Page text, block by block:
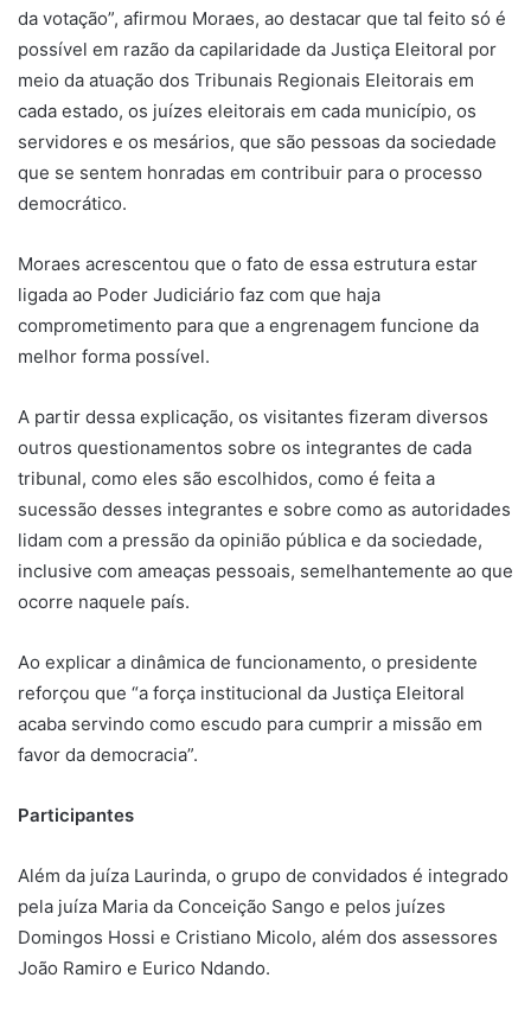
da votação”, afirmou Moraes, ao destacar que tal feito só é
possível em razão da capilaridade da Justiça Eleitoral por
meio da atuação dos Tribunais Regionais Eleitorais em
cada estado, os juízes eleitorais em cada município, os
servidores e os mesários, que são pessoas da sociedade
que se sentem honradas em contribuir para o processo
democrático.
Moraes acrescentou que o fato de essa estrutura estar
ligada ao Poder Judiciário faz com que haja
comprometimento para que a engrenagem funcione da
melhor forma possível.
A partir dessa explicação, os visitantes fizeram diversos
outros questionamentos sobre os integrantes de cada
tribunal, como eles são escolhidos, como é feita a
sucessão desses integrantes e sobre como as autoridades
lidam com a pressão da opinião pública e da sociedade,
inclusive com ameaças pessoais, semelhantemente ao que
ocorre naquele país.
Ao explicar a dinâmica de funcionamento, o presidente
reforçou que “a força institucional da Justiça Eleitoral
acaba servindo como escudo para cumprir a missão em
favor da democracia”.
Participantes
Além da juíza Laurinda, o grupo de convidados é integrado
pela juíza Maria da Conceição Sango e pelos juízes
Domingos Hossi e Cristiano Micolo, além dos assessores
João Ramiro e Eurico Ndando.